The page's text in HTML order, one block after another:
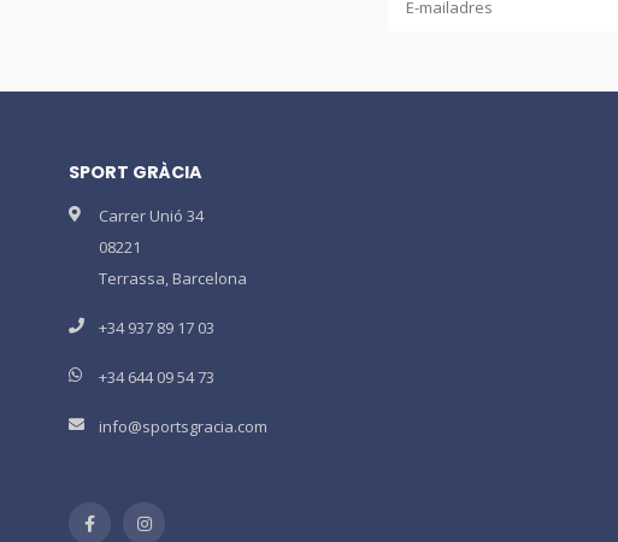
SPORT GRÀCIA
Carrer Unió 34
08221
Terrassa, Barcelona
+34 937 89 17 03
+34 644 09 54 73
info@sportsgracia.com